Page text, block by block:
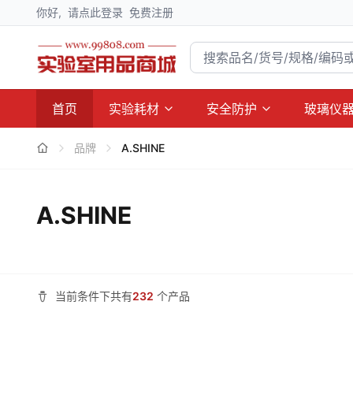
你好, 请点此登录 免费注册
首页 实验耗材 安全防护 玻璃仪
品牌 A.SHINE
A.SHINE
当前条件下共有232 个产品